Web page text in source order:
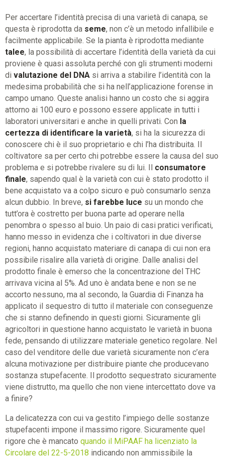
Per accertare l’identità precisa di una varietà di canapa, se
questa è riprodotta da seme, non c’è un metodo infallibile e
facilmente applicabile. Se la pianta è riprodotta mediante
talee, la possibilità di accertare l’identità della varietà da cui
proviene è quasi assoluta perché con gli strumenti moderni
di valutazione del DNA si arriva a stabilire l’identità con la
medesima probabilità che si ha nell’applicazione forense in
campo umano. Queste analisi hanno un costo che si aggira
attorno ai 100 euro e possono essere applicate in tutti i
laboratori universitari e anche in quelli privati. Con la
certezza di identificare la varietà, si ha la sicurezza di
conoscere chi è il suo proprietario e chi l’ha distribuita. Il
coltivatore sa per certo chi potrebbe essere la causa del suo
problema e si potrebbe rivalere su di lui. Il consumatore
finale, sapendo qual è la varietà con cui è stato prodotto il
bene acquistato va a colpo sicuro e può consumarlo senza
alcun dubbio. In breve, si farebbe luce su un mondo che
tutt’ora è costretto per buona parte ad operare nella
penombra o spesso al buio. Un paio di casi pratici verificati,
hanno messo in evidenza che i coltivatori in due diverse
regioni, hanno acquistato materiare di canapa di cui non era
possibile risalire alla varietà di origine. Dalle analisi del
prodotto finale è emerso che la concentrazione del THC
arrivava vicina al 5%. Ad uno è andata bene e non se ne
accorto nessuno, ma al secondo, la Guardia di Finanza ha
applicato il sequestro di tutto il materiale con conseguenze
che si stanno definendo in questi giorni. Sicuramente gli
agricoltori in questione hanno acquistato le varietà in buona
fede, pensando di utilizzare materiale genetico regolare. Nel
caso del venditore delle due varietà sicuramente non c’era
alcuna motivazione per distribuire piante che producevano
sostanza stupefacente. Il prodotto sequestrato sicuramente
viene distrutto, ma quello che non viene intercettato dove va
a finire?
La delicatezza con cui va gestito l’impiego delle sostanze
stupefacenti impone il massimo rigore. Sicuramente quel
rigore che è mancato quando il MiPAAF ha licenziato la
Circolare del 22-5-2018 indicando non ammissibile la